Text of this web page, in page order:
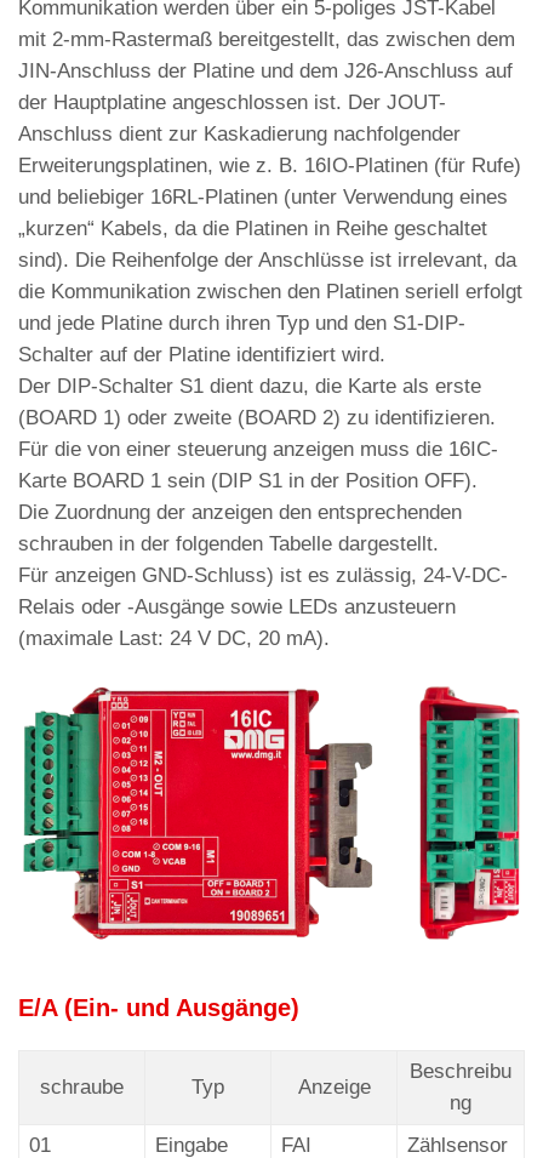
Kommunikation werden über ein 5-poliges JST-Kabel
mit 2-mm-Rastermaß bereitgestellt, das zwischen dem
JIN-Anschluss der Platine und dem J26-Anschluss auf
der Hauptplatine angeschlossen ist. Der JOUT-
Anschluss dient zur Kaskadierung nachfolgender
Erweiterungsplatinen, wie z. B. 16IO-Platinen (für Rufe)
und beliebiger 16RL-Platinen (unter Verwendung eines
„kurzen“ Kabels, da die Platinen in Reihe geschaltet
sind). Die Reihenfolge der Anschlüsse ist irrelevant, da
die Kommunikation zwischen den Platinen seriell erfolgt
und jede Platine durch ihren Typ und den S1-DIP-
Schalter auf der Platine identifiziert wird.
Der DIP-Schalter S1 dient dazu, die Karte als erste
(BOARD 1) oder zweite (BOARD 2) zu identifizieren.
Für die von einer steuerung anzeigen muss die 16IC-
Karte BOARD 1 sein (DIP S1 in der Position OFF).
Die Zuordnung der anzeigen den entsprechenden
schrauben in der folgenden Tabelle dargestellt.
Für anzeigen GND-Schluss) ist es zulässig, 24-V-DC-
Relais oder -Ausgänge sowie LEDs anzusteuern
(maximale Last: 24 V DC, 20 mA).
E/A (Ein- und Ausgänge)
schraube Typ Anzeige
Beschreibu
ng
01
Eingabe FAI
Zählsensor